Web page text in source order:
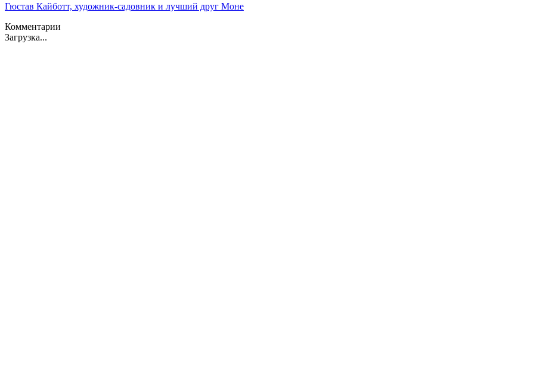
Гюстав Кайботт, художник-садовник и лучший друг Моне
Комментарии
Загрузка...